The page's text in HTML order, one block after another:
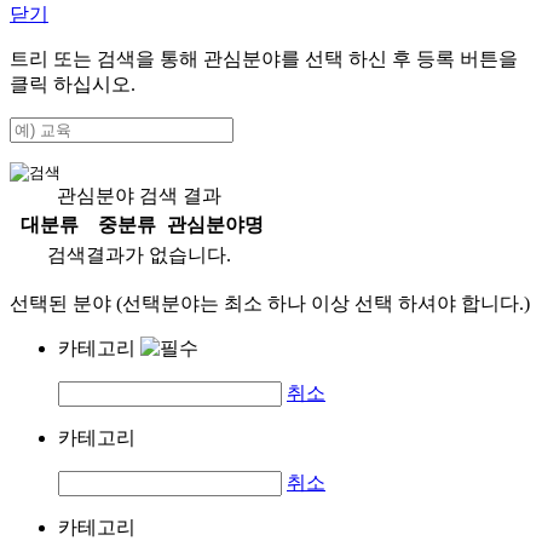
닫기
트리 또는 검색을 통해 관심분야를 선택 하신 후 등록 버튼을
클릭 하십시오.
관심분야 검색 결과
대분류
중분류
관심분야명
검색결과가 없습니다.
선택된 분야 (선택분야는 최소 하나 이상 선택 하셔야 합니다.)
카테고리
취소
카테고리
취소
카테고리